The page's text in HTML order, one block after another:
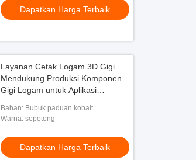
Dapatkan Harga Terbaik
Layanan Cetak Logam 3D Gigi
Mendukung Produksi Komponen
Gigi Logam untuk Aplikasi
Bahan: Bubuk paduan kobalt
Warna: sepotong
Dapatkan Harga Terbaik